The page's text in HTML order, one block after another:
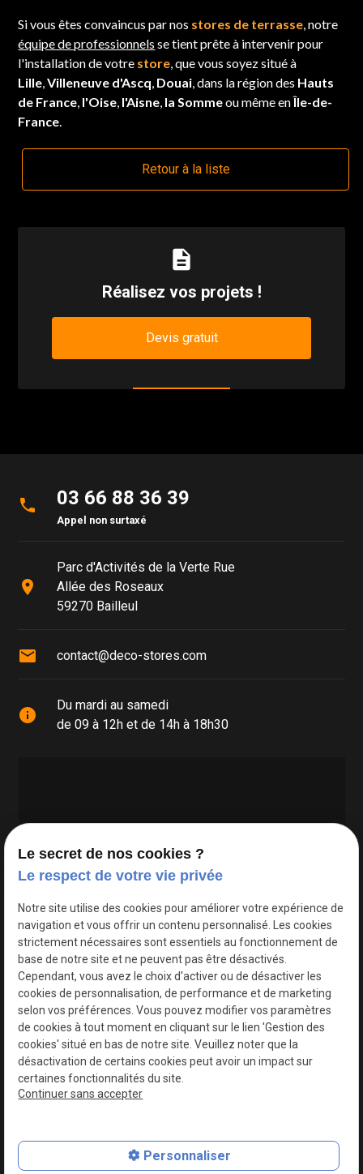
Si vous êtes convaincus par nos stores de terrasse , notre
équipe de professionnels se tient prête à intervenir pour
l'installation de votre store , que vous soyez situé à
Lille ,Villeneuve d'Ascq Douai , dans la région des Hauts
de France l'Oise l'Aisne la Sommeou même enÎle-de-
France
Retour à la liste
description
Réalisez vos projets !
Devis gratuit
phone 03 66 88 36 39
Appel non surtaxé
place
Parc d'Activités de la Verte Rue
Allée des Roseaux
59270 Bailleul
mail contact@deco-stores.com
info
Du mardi au samedi
de 09 à 12h et de 14h à 18h30
Google Maps Search API est désactivé.
Plan du site
Le secret de nos cookies ?
Le respect de votre vie privée
Notre site utilise des cookies pour améliorer votre expérience de
navigation et vous offrir un contenu personnalisé. Les cookies
strictement nécessaires sont essentiels au fonctionnement de
base de notre site et ne peuvent pas être désactivés.
Cependant, vous avez le choix d'activer ou de désactiver les
cookies de personnalisation, de performance et de marketing
selon vos préférences. Vous pouvez modifier vos paramètres
de cookies à tout moment en cliquant sur le lien 'Gestion des
cookies' situé en bas de notre site. Veuillez noter que la
désactivation de certains cookies peut avoir un impact sur
certaines fonctionnalités du site.
Continuer sans accepter
Personnaliser